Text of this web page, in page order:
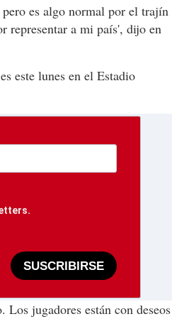
pero es algo normal por el trajín
representar a mi país', dijo en
este lunes en el Estadio
SUSCRIBIRSE
jugadores están con deseos